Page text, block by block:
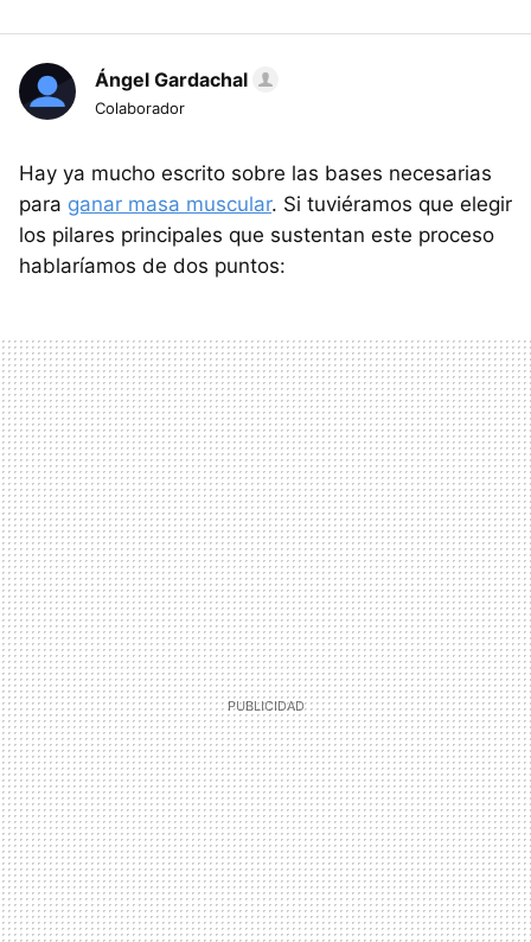
Ángel Gardachal
Colaborador
Hay ya mucho escrito sobre las bases necesarias
para ganar masa muscular. Si tuviéramos que elegir
los pilares principales que sustentan este proceso
hablaríamos de dos puntos: